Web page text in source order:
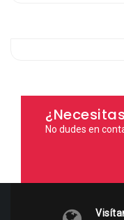
No dudes en